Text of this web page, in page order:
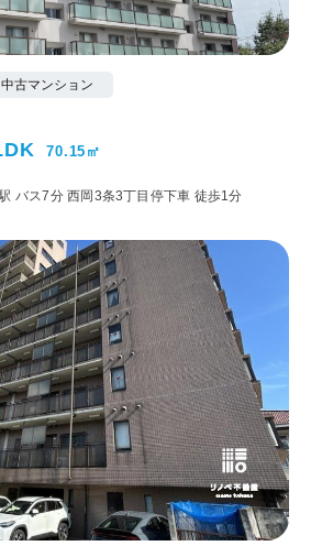
中古マンション
70.15㎡
バス7分 西岡3条3丁目停下車 徒歩1分